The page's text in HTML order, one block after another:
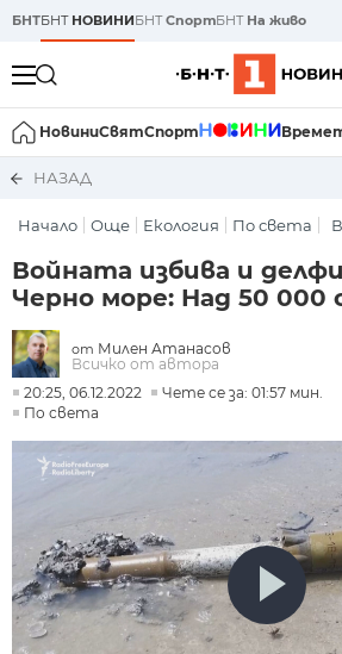
БНТБНТ НОВИНИБНТСпортБНТ На живо
НовиниСвятСпорт
НАЗАД
Начало Още Екология По света
Войната избива и
Черно море: Над 50 000
от Милен Атанасов
Всичко от автора
20:25, 06.12.2022
Чете се за: 01:57 мин.
По света